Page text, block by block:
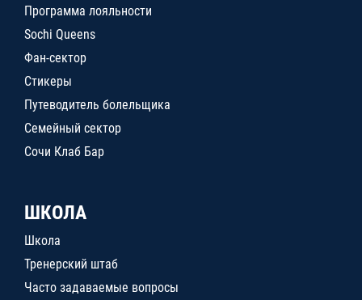
Программа лояльности
Sochi Queens
Фан-сектор
Стикеры
Путеводитель болельщика
Семейный сектор
Сочи Клаб Бар
ШКОЛА
Школа
Тренерский штаб
Часто задаваемые вопросы